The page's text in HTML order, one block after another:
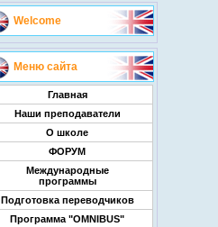
Welcome
Меню сайта
Главная
Наши преподаватели
О школе
ФОРУМ
Международные
программы
Подготовка переводчиков
Программа "OMNIBUS"